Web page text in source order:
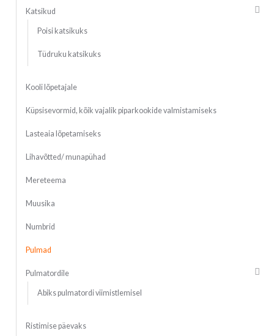
Katsikud
Poisi katsikuks
Tüdruku katsikuks
Kooli lõpetajale
Küpsisevormid, kõik vajalik piparkookide valmistamiseks
Lasteaia lõpetamiseks
Lihavõtted/ munapühad
Mereteema
Muusika
Numbrid
Pulmad
Pulmatordile
Abiks pulmatordi viimistlemisel
Ristimise päevaks